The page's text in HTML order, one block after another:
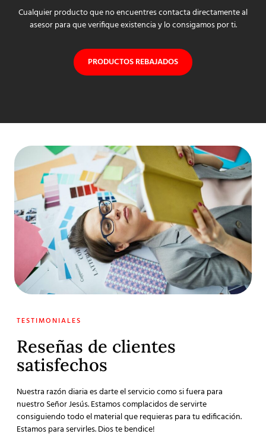
Cualquier producto que no encuentres contacta directamente al
asesor para que verifique existencia y lo consigamos por ti.
PRODUCTOS REBAJADOS
TESTIMONIALES
Reseñas de clientes
satisfechos
Nuestra razón diaria es darte el servicio como si fuera para
nuestro Señor Jesús. Estamos complacidos de servirte
consiguiendo todo el material que requieras para tu edificación.
Estamos para servirles. Dios te bendice!